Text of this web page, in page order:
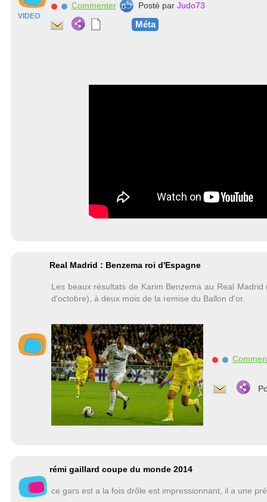
VIDEO
Commenter Posté par Judo73
Méta
Real Madrid : Benzema roi d'Espagne
Les beaux résultats de Karim Benzema au Real
d'octobre), à deux mois de la remise du Ballon d'or.
rémi gaillard coupe du monde 2014
ce gars est a la fois drôle est impressionnant, il a une